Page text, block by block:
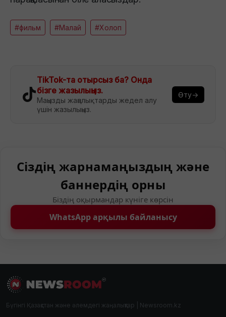
#фильм #Малай #Холоп
TikTok-та отырсыз ба? Онда
бізге жазылыңыз.
Маңызды жаңалықтарды жедел алу
үшін жазылыңыз.
Өту→
Сіздің жарнамаңыздың және
баннердің орны
Біздің оқырмандар күніге көрсін
WhatsApp арқылы байланысу
Бүгінгі Қазақстан және әлемдегі жаңалықтар | Newsroom.kz